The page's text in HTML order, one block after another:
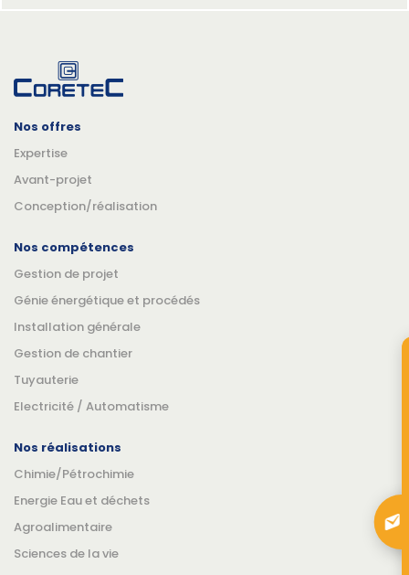
Nos offres
Expertise
Avant-projet
Conception/réalisation
Nos compétences
Gestion de projet
Génie énergétique et procédés
Installation générale
Gestion de chantier
Tuyauterie
Electricité / Automatisme
Nos réalisations
Chimie/Pétrochimie
Energie Eau et déchets
Agroalimentaire
Sciences de la vie